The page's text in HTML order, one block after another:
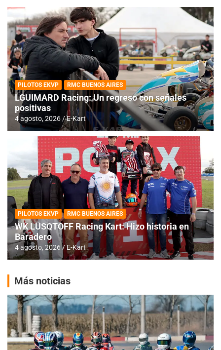
PILOTOS EKVP RMC BUENOS AIRES
LGUIMARD Racing: Un regreso con señales
positivas
4 agosto, 2026 E-Kart
PILOTOS EKVP RMC BUENOS AIRES
WK LÜSQTOFF Racing Kart: Hizo historia en
Baradero
4 agosto, 2026 E-Kart
Más noticias